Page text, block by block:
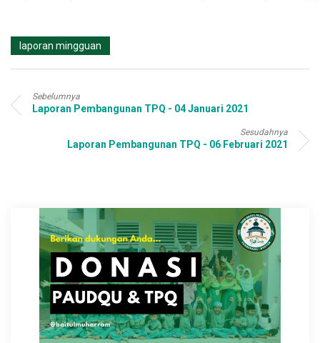
laporan mingguan
Sebelumnya
Laporan Pembangunan TPQ - 04 Januari 2021
Sesudahnya
Laporan Pembangunan TPQ - 06 Februari 2021